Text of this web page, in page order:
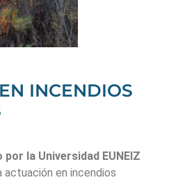
INCENDIOS
la Universidad EUNEIZ
actuación en incendios